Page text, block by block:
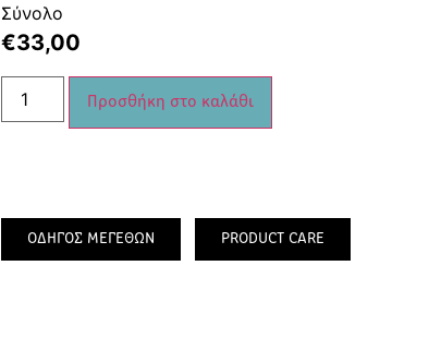
Σύνολο
€33,00
Προσθήκη στο καλάθι
ΟΔΗΓΟΣ ΜΕΓΕΘΩΝ PRODUCT CARE